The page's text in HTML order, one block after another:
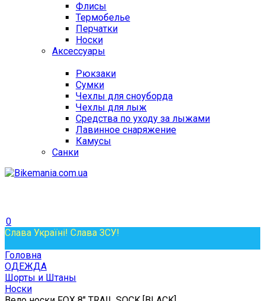
Флисы
Термобелье
Перчатки
Носки
Аксессуары
Рюкзаки
Сумки
Чехлы для сноуборда
Чехлы для лыж
Средства по уходу за лыжами
Лавинное снаряжение
Камусы
Санки
0
Слава Україні! Слава ЗСУ!
Головна
ОДЕЖДА
Шорты и Штаны
Носки